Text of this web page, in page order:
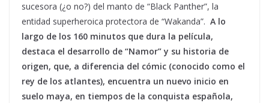
sucesora (¿o no?) del manto de “Black Panther”, la
entidad superheroica protectora de “Wakanda”. A lo
largo de los 160 minutos que dura la película,
destaca el desarrollo de “Namor” y su historia de
origen, que, a diferencia del cómic (conocido como el
rey de los atlantes), encuentra un nuevo inicio en
suelo maya, en tiempos de la conquista española,